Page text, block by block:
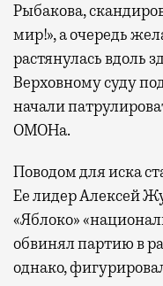
Рыбакова,
мир!», а очередь
растянулась вдоль
Верховному суду
начали
ОМОНа.
Поводом для иска
Ее лидер Алексей
«Яблоко»
обвинял партию в
однако,